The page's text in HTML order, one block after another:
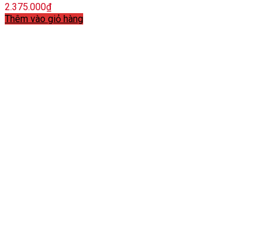
2.375.000₫
Thêm vào giỏ hàng